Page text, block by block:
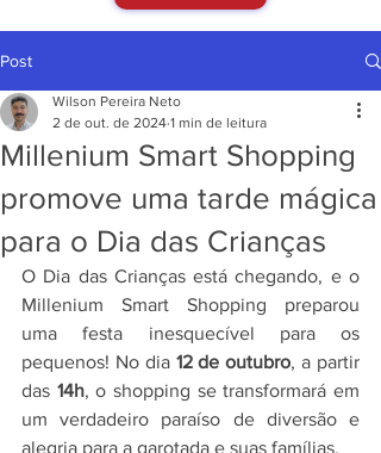
Post
Millenium Smart Shopping
promove uma tarde mágica
para o Dia das Crianças
Wilson Pereira Neto
2 de out. de 2024 1 min de leitura
O Dia das Crianças está chegando, e o
Millenium Smart Shopping preparou
uma festa inesquecível para os
pequenos! No dia 12 de outubro, a partir
das 14h, o shopping se transformará em
um verdadeiro paraíso de diversão e
alegria para a garotada e suas famílias.